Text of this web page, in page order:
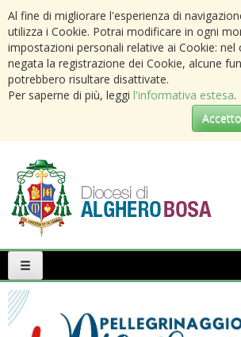
Al fine di migliorare l'esperienza di
utilizza i Cookie. Potrai modificare in ogni
impostazioni personali relative ai Cookie: nel
negata la registrazione dei Cookie, alcune
potrebbero risultare disattivate.
Per saperne di più, leggi l'informativa estesa.
Accetto
Menu